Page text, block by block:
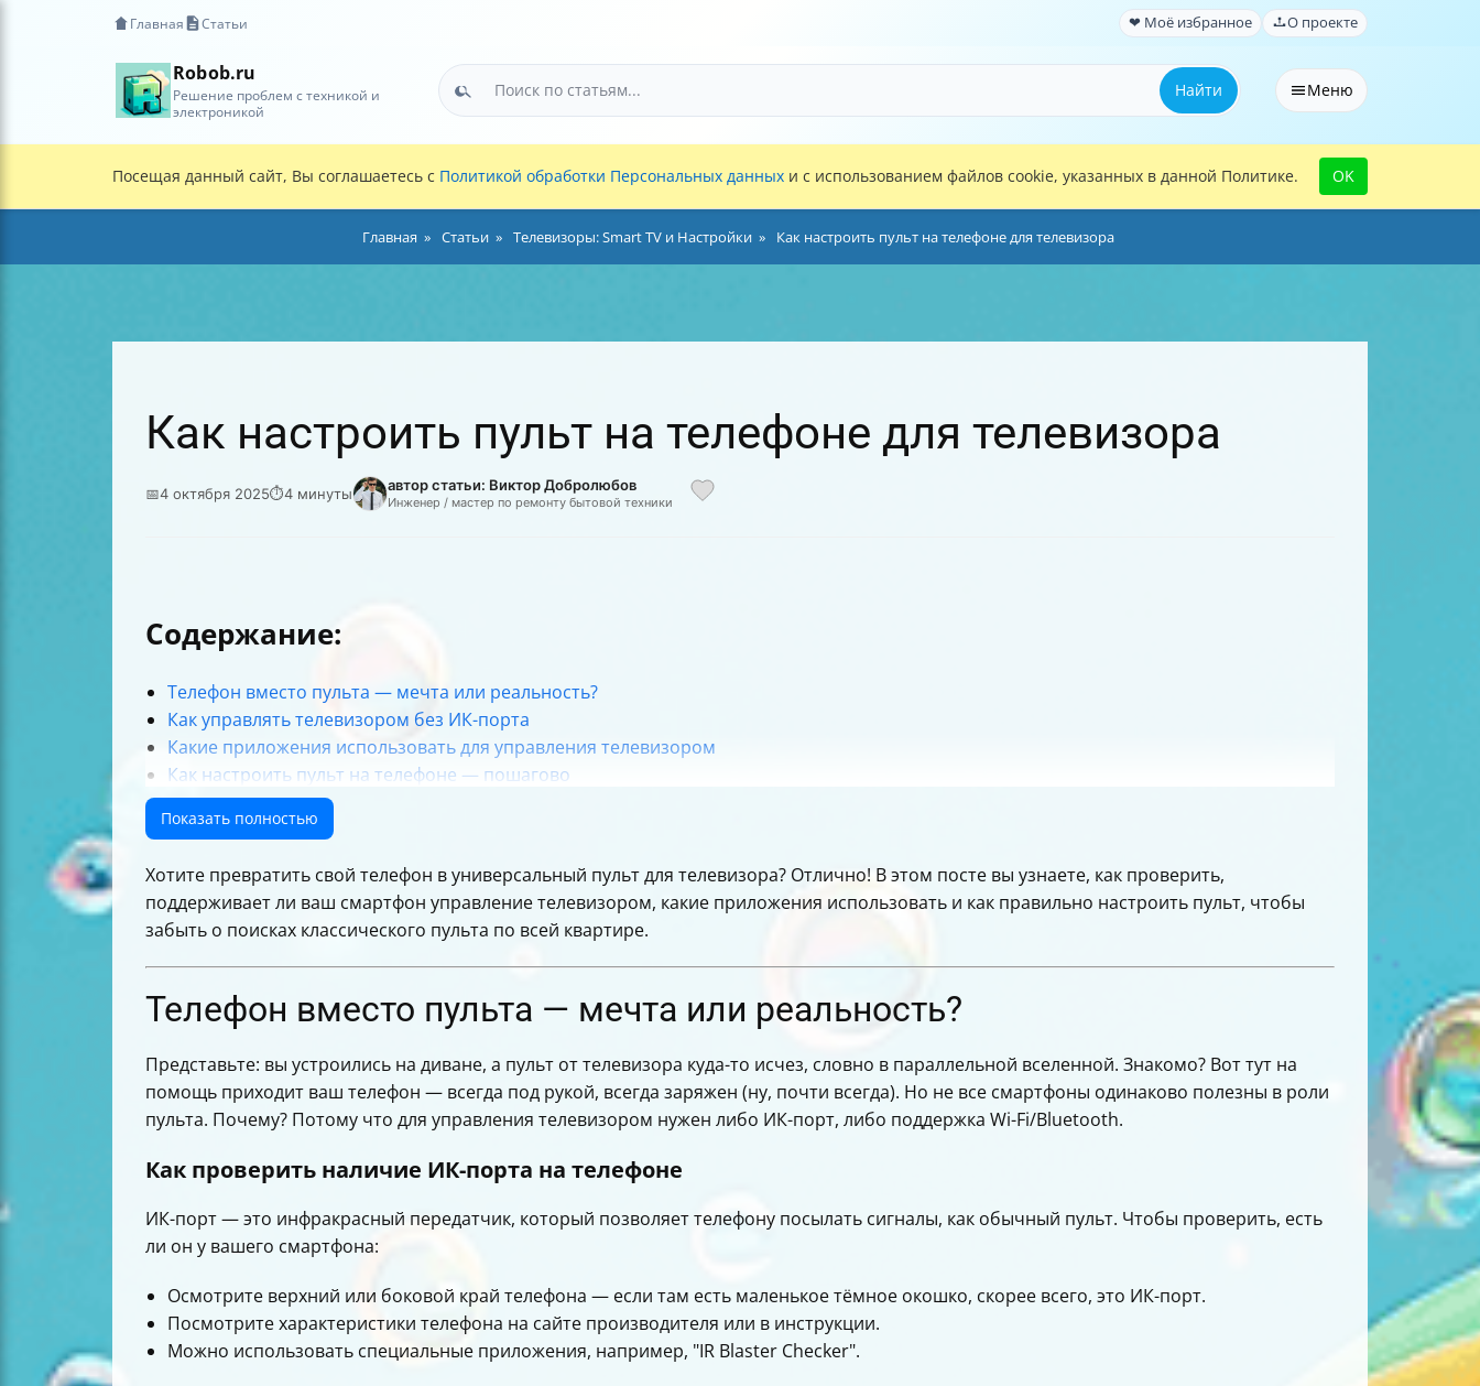
Главная Статьи ❤ Моё избранное О проекте
Robob.ru
Решение проблем с техникой и
электроникой
Найти Меню
Посещая данный сайт, Вы соглашаетесь с Политикой обработки Персональных данных и с использованием файлов cookie, указанных в данной Политике. OK
Главная Статьи Телевизоры: Smart TV и Настройки Как настроить пульт на телефоне для телевизора
Как настроить пульт на телефоне для телевизора
📅4 октября 2025⏱4 минуты автор статьи: Виктор Добролюбов
Инженер / мастер по ремонту бытовой техники
Содержание:
Телефон вместо пульта — мечта или реальность?
Как управлять телевизором без ИК-порта
Какие приложения использовать для управления телевизором
Как настроить пульт на телефоне — пошагово
Что делать, если пульт не работает
Полезные советы
Итог
Показать полностью
Хотите превратить свой телефон в универсальный пульт для телевизора? Отлично! В этом посте вы узнаете, как проверить,
поддерживает ли ваш смартфон управление телевизором, какие приложения использовать и как правильно настроить пульт, чтобы
забыть о поисках классического пульта по всей квартире.
Телефон вместо пульта — мечта или реальность?
Представьте: вы устроились на диване, а пульт от телевизора куда-то исчез, словно в параллельной вселенной. Знакомо? Вот тут на
помощь приходит ваш телефон — всегда под рукой, всегда заряжен (ну, почти всегда). Но не все смартфоны одинаково полезны в роли
пульта. Почему? Потому что для управления телевизором нужен либо ИК-порт, либо поддержка Wi-Fi/Bluetooth.
Как проверить наличие ИК-порта на телефоне
ИК-порт — это инфракрасный передатчик, который позволяет телефону посылать сигналы, как обычный пульт. Чтобы проверить, есть
ли он у вашего смартфона:
Осмотрите верхний или боковой край телефона — если там есть маленькое тёмное окошко, скорее всего, это ИК-порт.
Посмотрите характеристики телефона на сайте производителя или в инструкции.
Можно использовать специальные приложения, например, "IR Blaster Checker".